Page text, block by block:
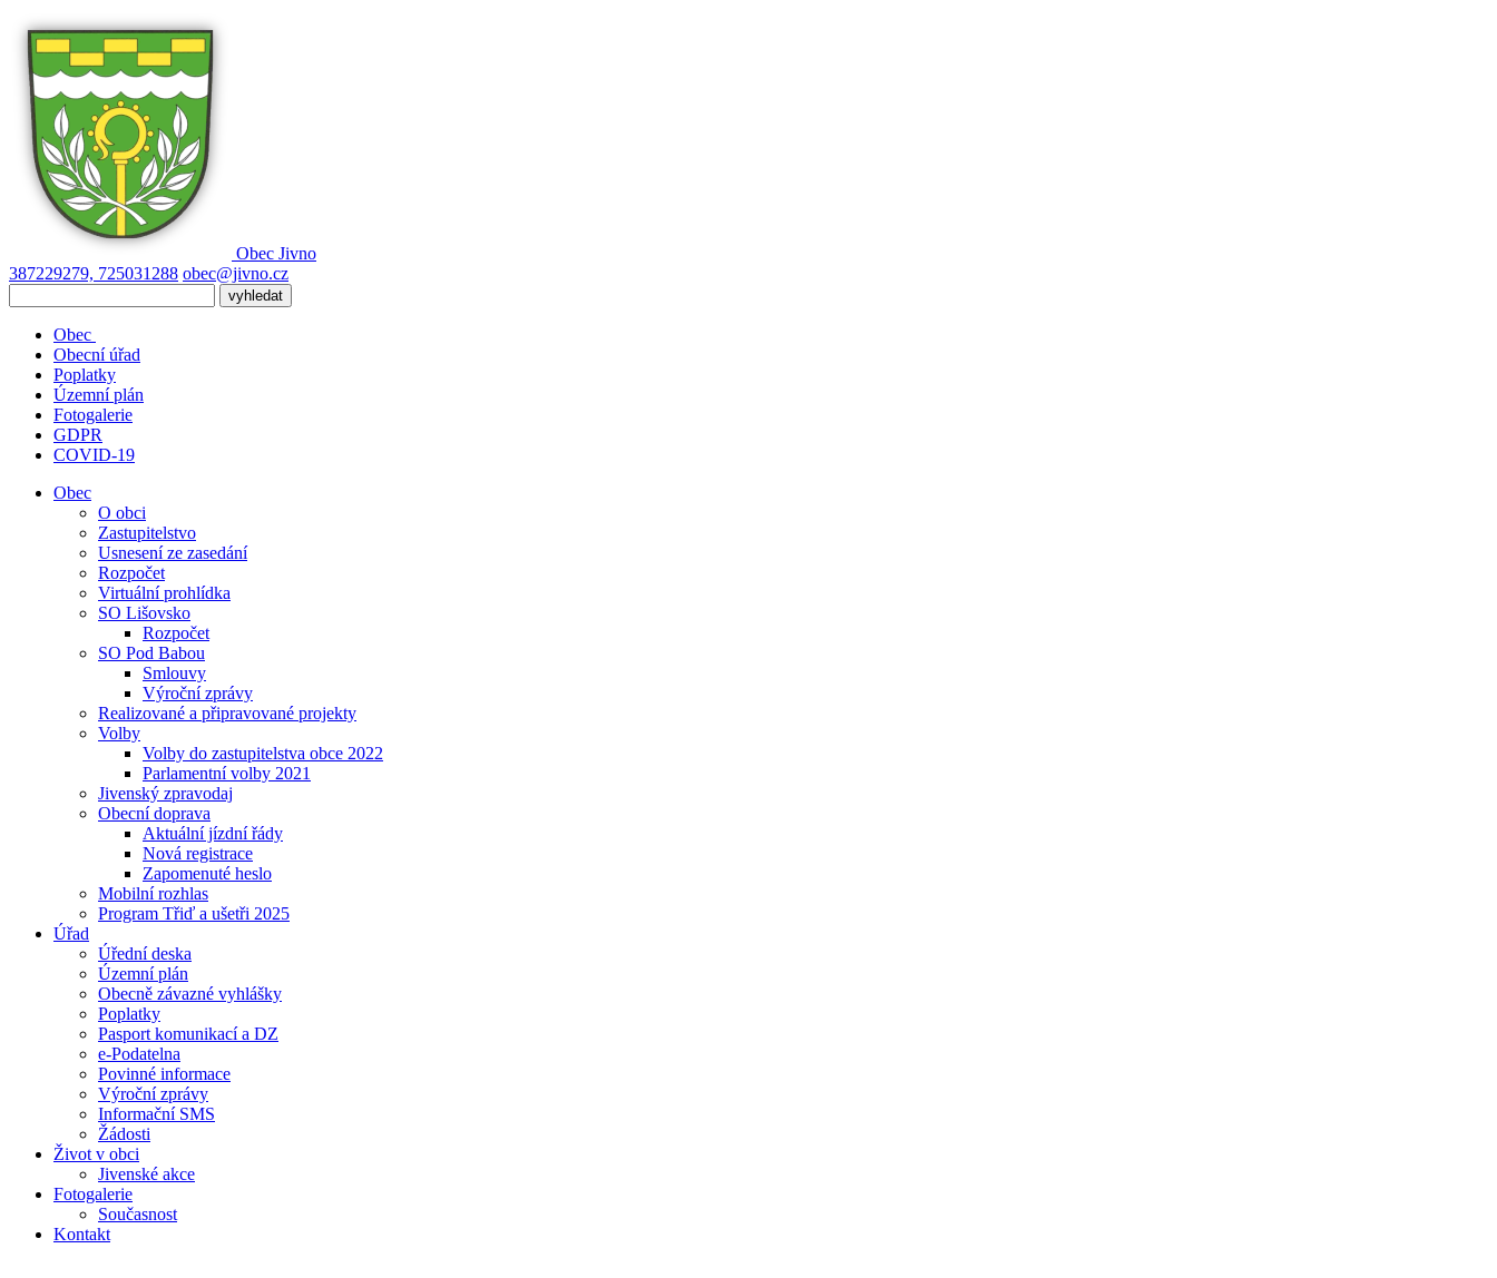
Obec Jivno
387229279, 725031288 obec@jivno.cz
Obec
Obecní úřad
Poplatky
Územní plán
Fotogalerie
GDPR
COVID-19
Obec
O obci
Zastupitelstvo
Usnesení ze zasedání
Rozpočet
Virtuální prohlídka
SO Lišovsko
Rozpočet
SO Pod Babou
Smlouvy
Výroční zprávy
Realizované a připravované projekty
Volby
Volby do zastupitelstva obce 2022
Parlamentní volby 2021
Jivenský zpravodaj
Obecní doprava
Aktuální jízdní řády
Nová registrace
Zapomenuté heslo
Mobilní rozhlas
Program Třiď a ušetři 2025
Úřad
Úřední deska
Územní plán
Obecně závazné vyhlášky
Poplatky
Pasport komunikací a DZ
e-Podatelna
Povinné informace
Výroční zprávy
Informační SMS
Žádosti
Život v obci
Jivenské akce
Fotogalerie
Současnost
Kontakt